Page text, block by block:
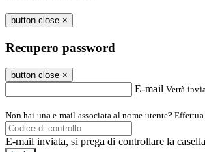
button close ×
Recupero password
button close ×
E-mail Verrà
Non hai una e-mail associata al nome utente?
E-mail inviata, si prega di controllare la